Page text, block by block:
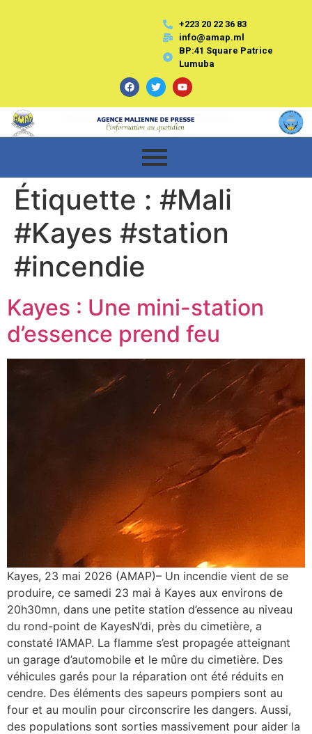
+223 20 22 36 83
info@amap.ml
BP:41 Square Patrice
Lumuba
Étiquette : #Mali
#Kayes #station
#incendie
Kayes : Une mini-station
d’essence prend feu
Kayes, 23 mai 2026 (AMAP)– Un incendie vient de se
produire, ce samedi 23 mai à Kayes aux environs de
20h30mn, dans une petite station d’essence au niveau
du rond-point de KayesN’di, près du cimetière, a
constaté l’AMAP. La flamme s’est propagée atteignant
un garage d’automobile et le mûre du cimetière. Des
véhicules garés pour la réparation ont été réduits en
cendre. Des éléments des sapeurs pompiers sont au
four et au moulin pour circonscrire les dangers. Aussi,
des populations sont sorties massivement pour aider la